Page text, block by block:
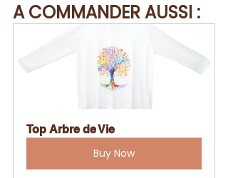
A COMMANDER AUSSI :
Top Arbre de Vie
Buy Now